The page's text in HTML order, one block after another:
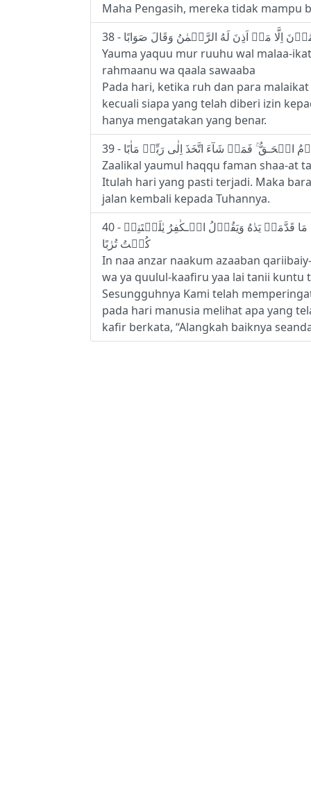
Maha Pengasih, mereka tidak mampu
Yauma yaquu mur ruuhu wal malaa-
rahmaanu wa qaala sawaaba
Pada hari, ketika ruh dan para
kecuali siapa yang telah diberi izin
hanya mengatakan yang benar.
Zaalikal yaumul haqqu faman shaa-at
Itulah hari yang pasti terjadi. Maka
jalan kembali kepada Tuhannya.
40 - اِنَّاۤ اَنۡذَرۡنٰـكُمۡ عَذَابًا قَرِيۡبًا ۖ يَّوۡمَ يَنۡظُرُ الۡمَرۡءُ مَا قَدَّمَتۡ يَدٰهُ وَيَقُوۡلُ الۡـكٰفِرُ يٰلَيۡتَنِىۡ
In naa anzar naakum azaaban
wa ya quulul-kaafiru yaa lai tanii kuntu
Sesungguhnya Kami telah
pada hari manusia melihat apa yang
kafir berkata, “Alangkah baiknya